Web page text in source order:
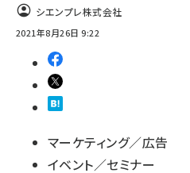
シエンプレ株式会社
2021年8月26日 9:22
マーケティング／広告
イベント／セミナー